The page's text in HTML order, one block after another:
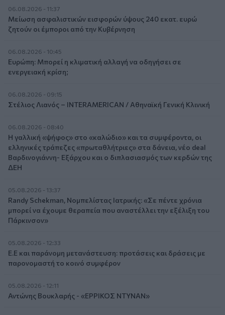
06.08.2026 - 11:37
Μείωση ασφαλιστικών εισφορών ύψους 240 εκατ. ευρώ
ζητούν οι έμποροι από την Κυβέρνηση
06.08.2026 - 10:45
Ευρώπη: Μπορεί η κλιματική αλλαγή να οδηγήσει σε
ενεργειακή κρίση;
06.08.2026 - 09:15
Στέλιος Λιανός – INTERAMERICAN / Αθηναϊκή Γενική Κλινική
06.08.2026 - 08:40
Η γαλλική «ψήφος» στο «καλώδιο» και τα συμφέροντα, οι
ελληνικές τράπεζες «πρωταθλήτριες» στα δάνεια, νέο deal
Βαρδινογιάννη- Εξάρχου και ο διπλασιασμός των κερδών της
ΔΕΗ
05.08.2026 - 13:37
Randy Schekman, Νομπελίστας Ιατρικής: «Σε πέντε χρόνια
μπορεί να έχουμε θεραπεία που αναστέλλει την εξέλιξη του
Πάρκινσον»
05.08.2026 - 12:33
Ε.Ε και παράνομη μετανάστευση: προτάσεις και δράσεις με
παρονομαστή το κοινό συμφέρον
05.08.2026 - 12:11
Αντώνης Βουκλαρής - «ΕΡΡΙΚΟΣ ΝΤΥΝΑΝ»